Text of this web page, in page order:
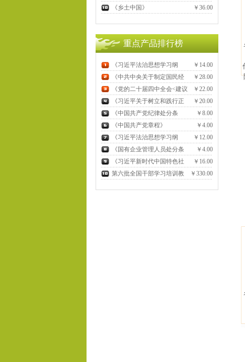
《乡土中国》
￥36.00
重点产品排行榜
《习近平法治思想学习纲
要》(2025年版)
￥14.00
《中共中央关于制定国民经
济和社会发展第十五个五年规划
的建议》辅导读本
￥28.00
《党的二十届四中全会<建议
>学习辅导百问 》
￥22.00
《习近平关于树立和践行正
确政绩观论述摘编》
￥20.00
《中国共产党纪律处分条
例》
￥8.00
《中国共产党章程》
￥4.00
《习近平法治思想学习纲
要》
￥12.00
《国有企业管理人员处分条
例》
￥4.00
《习近平新时代中国特色社
会主义思想学习纲要(2023年
￥16.00
第六批全国干部学习培训教
￥330.00